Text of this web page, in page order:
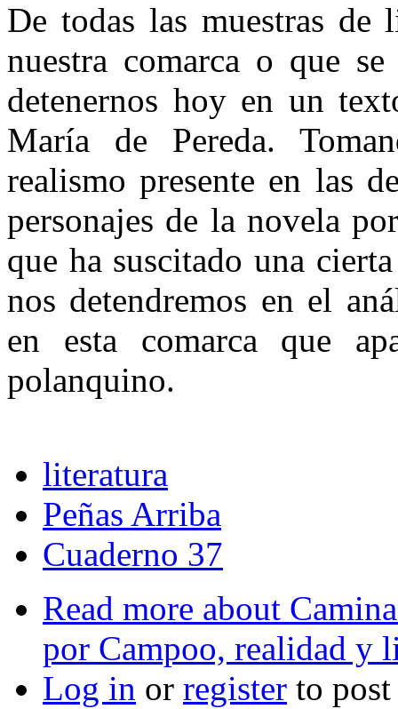
De todas las muestras de
nuestra comarca o que
detenernos hoy en un
María de Pereda.
realismo presente en las
personajes de la novela
que ha suscitado una
nos detendremos en el
en esta comarca que
polanquino.
literatura
Peñas Arriba
Cuaderno 37
Read more about
por Campoo, realidad y
Log in or register to